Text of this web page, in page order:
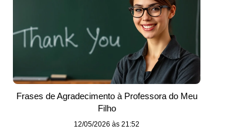
Frases de Agradecimento à Professora do Meu
Filho
12/05/2026 às 21:52